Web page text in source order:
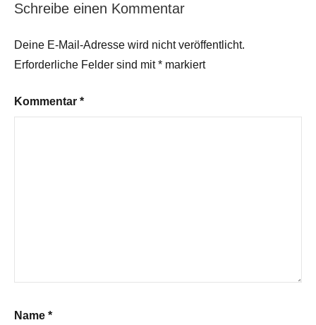
Schreibe einen Kommentar
Deine E-Mail-Adresse wird nicht veröffentlicht.
Erforderliche Felder sind mit* markiert
Kommentar *
Name *